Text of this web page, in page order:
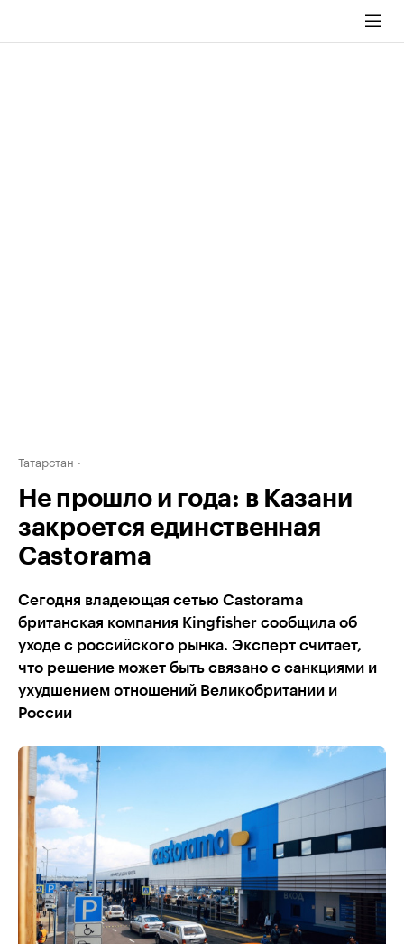
Татарстан
Не прошло и года: в Казани
закроется единственная
Castorama
Сегодня владеющая сетью Castorama
британская компания Kingfisher сообщила об
уходе с российского рынка. Эксперт считает,
что решение может быть связано с санкциями и
ухудшением отношений Великобритании и
России